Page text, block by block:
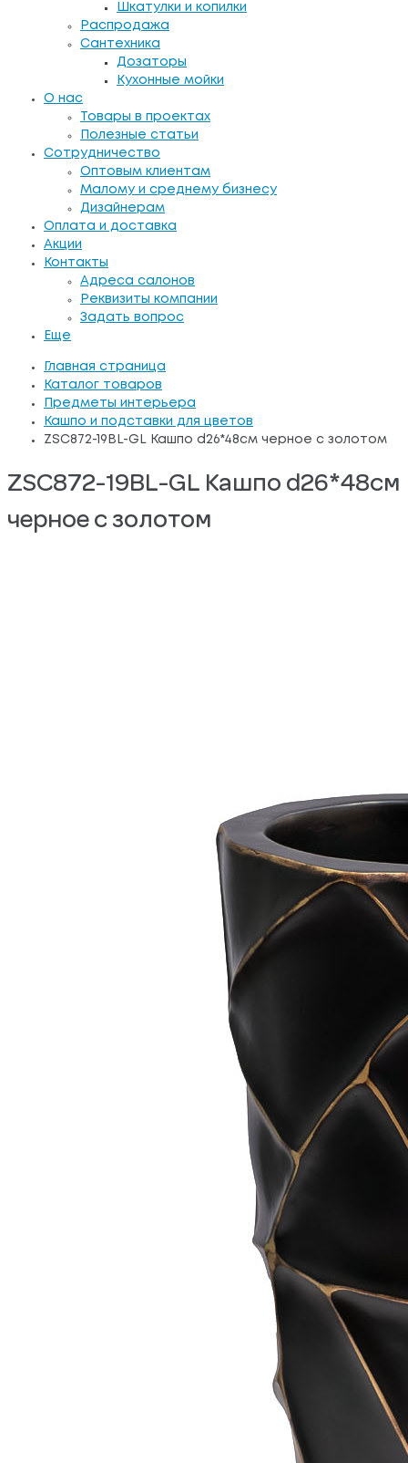
Шкатулки и копилки
Распродажа
Сантехника
Дозаторы
Кухонные мойки
О нас
Товары в проектах
Полезные статьи
Сотрудничество
Оптовым клиентам
Малому и среднему бизнесу
Дизайнерам
Оплата и доставка
Акции
Контакты
Адреса салонов
Реквизиты компании
Задать вопрос
Еще
Главная страница
Каталог товаров
Предметы интерьера
Кашпо и подставки для цветов
ZSC872-19BL-GL Кашпо d26*48см черное с золотом
ZSC872-19BL-GL Кашпо d26*48см
черное с золотом